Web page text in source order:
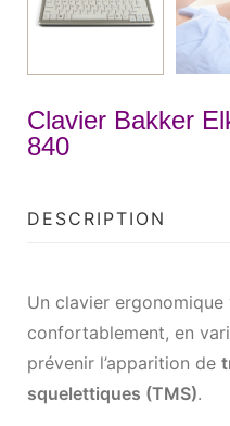
Clavier Bakker
840
DESCRIPTION
Un clavier
confortablement, en
prévenir l’apparition de
squelettiques (TMS).